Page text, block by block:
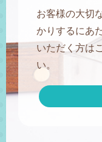
お客様の大切
かりするにあ
いただく方は
い。